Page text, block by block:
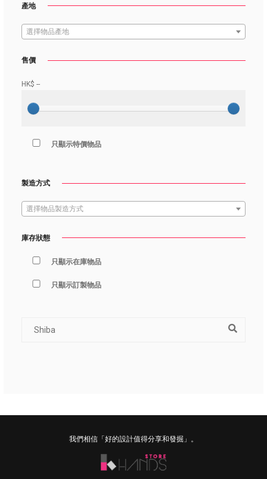
產地
選擇物品產地
售價
HK$ --
只顯示特價物品
製造方式
選擇物品製造方式
庫存狀態
只顯示在庫物品
只顯示訂製物品
我們相信「好的設計值得分享和發掘」。